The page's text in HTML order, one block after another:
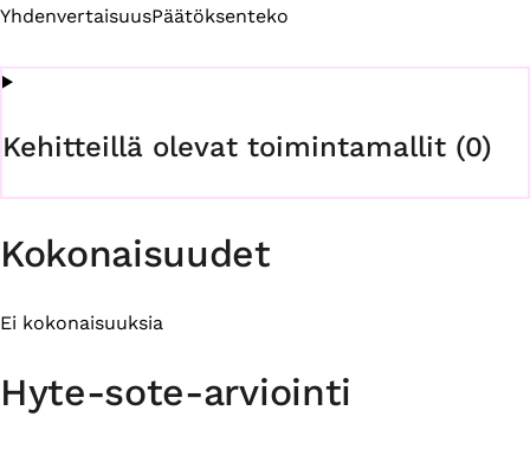
YhdenvertaisuusPäätöksenteko
Kehitteillä olevat toimintamallit (0)
Kokonaisuudet
Ei kokonaisuuksia
Hyte-sote-arviointi